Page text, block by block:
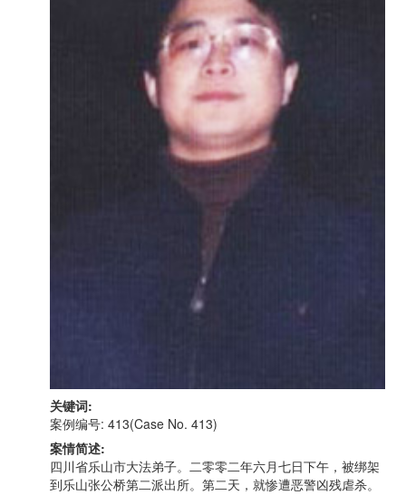
关键词:
案例编号: 413(Case No. 413)
案情简述:
四川省乐山市大法弟子。二零零二年六月七日下午，被绑架
到乐山张公桥第二派出所。第二天，就惨遭恶警凶残虐杀。